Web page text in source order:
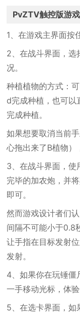
PvZTV触控版游
1、在游戏主界面按
2、在战斗界面，选
况。
种植植物的方式：
d完成种植，也可以
完成种植。
如果想要取消当前
心拖出来了B植物）
3、在战斗界面，使
完毕的加农炮，并
即可。
然而游戏设计者们
间隔不可能小于0.8
让手指在目标发射
发射。
4、如果你在玩锤僵
一手移动光标，体
5、在选卡界面，如